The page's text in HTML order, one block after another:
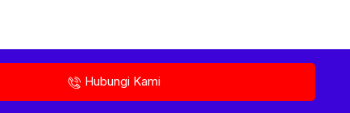
Hubungi Kami